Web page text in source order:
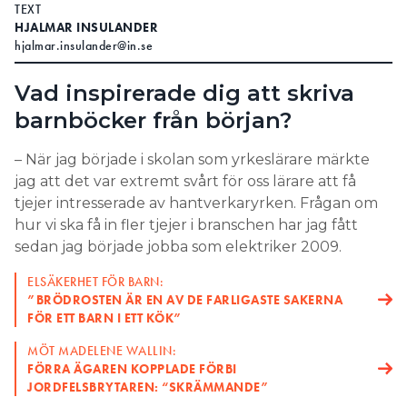
TEXT
HJALMAR INSULANDER
hjalmar.insulander@in.se
Vad inspirerade dig att skriva
barnböcker från början?
– När jag började i skolan som yrkeslärare märkte
jag att det var extremt svårt för oss lärare att få
tjejer intresserade av hantverkaryrken. Frågan om
hur vi ska få in fler tjejer i branschen har jag fått
sedan jag började jobba som elektriker 2009.
ELSÄKERHET FÖR BARN:
”BRÖDROSTEN ÄR EN AV DE FARLIGASTE SAKERNA
FÖR ETT BARN I ETT KÖK”
MÖT MADELENE WALLIN:
FÖRRA ÄGAREN KOPPLADE FÖRBI
JORDFELSBRYTAREN: “SKRÄMMANDE”